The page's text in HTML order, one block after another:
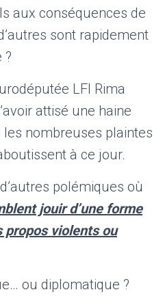
aux conséquences de
sont rapidement
?
LFI Rima
attisé une haine
nombreuses plaintes
à ce jour.
polémiques où
jouir d’une forme
propos violents ou
ou diplomatique ?